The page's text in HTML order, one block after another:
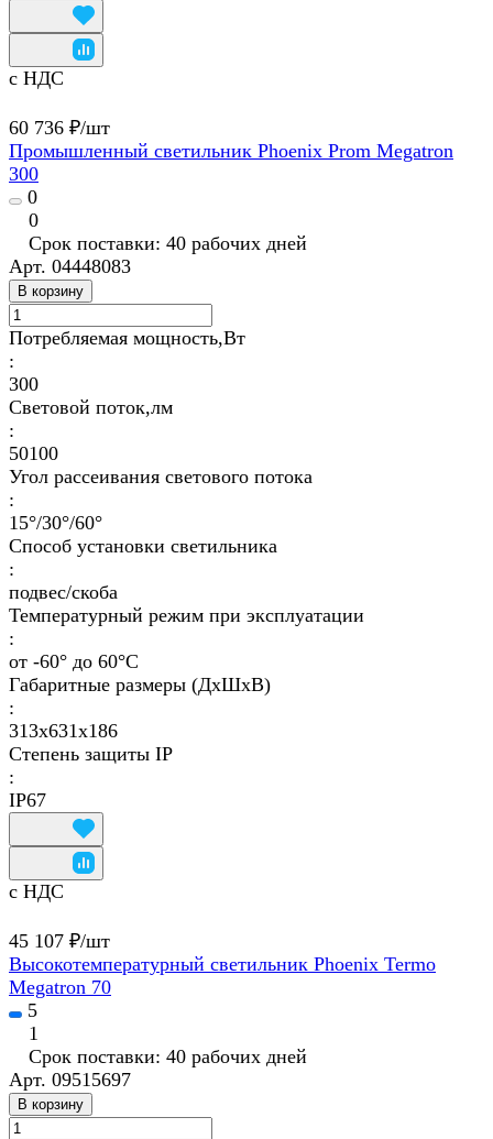
с НДС
60 736 ₽/шт
Промышленный светильник Phoenix Prom Megatron
300
0
0
Срок поставки: 40 рабочих дней
Арт. 04448083
В корзину
Потребляемая мощность,Вт
:
300
Световой поток,лм
:
50100
Угол рассеивания светового потока
:
15°/30°/60°
Способ установки светильника
:
подвес/скоба
Температурный режим при эксплуатации
:
от -60° до 60°C
Габаритные размеры (ДхШхВ)
:
313x631x186
Степень защиты IP
:
IP67
с НДС
45 107 ₽/шт
Высокотемпературный светильник Phoenix Termo
Megatron 70
5
1
Срок поставки: 40 рабочих дней
Арт. 09515697
В корзину